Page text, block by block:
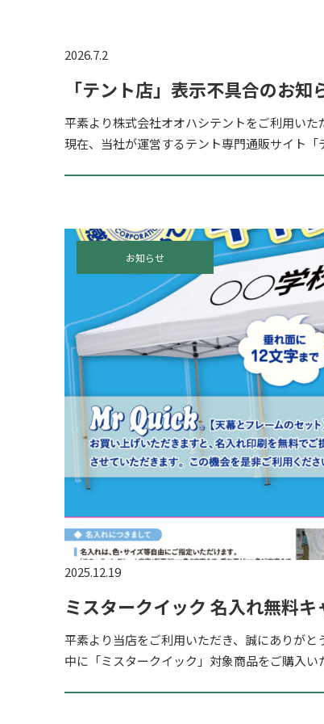
2026.7.2
「テント店」表示不具合のお知
平素より株式会社オオハシテントをご利用いた
現在、当社が運営するテント専門通販サイト
2025.12.19
ミスタークイック 名入れ無料キ
平素より当店をご利用いただき、誠にありが
中に「ミスタークイック」対象商品をご購入
名入れが無料となるキャンペーンを実施いた
お知らせ